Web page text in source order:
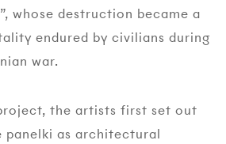
whose destruction became a
endured by civilians during
war.
the artists first set out
as architectural